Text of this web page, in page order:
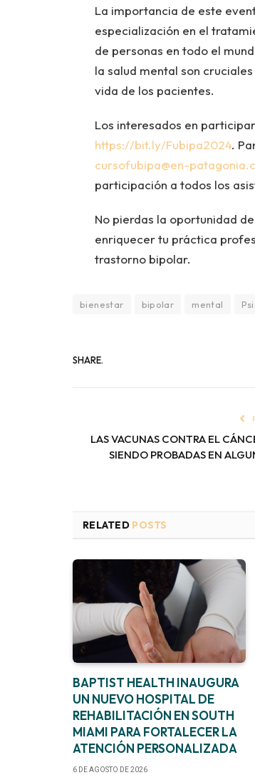
La importancia de este
especialización en el
de personas en todo el
la salud mental son
vida de los pacientes.
Los interesados en
https://bit.ly/Fubipa2024.
cursofubipa@en-
participación a todos los
No pierdas la oportunidad
enriquecer tu práctica
trastorno bipolar.
bienestar bipolar mental
SHARE.
LAS VACUNAS CONTRA EL
SIENDO PROBADAS EN
RELATED POSTS
BAPTIST HEALTH INAUGURA
UN NUEVO HOSPITAL DE
REHABILITACIÓN EN SOUTH
MIAMI PARA FORTALECER LA
ATENCIÓN PERSONALIZADA
6 DE AGOSTO DE 2026